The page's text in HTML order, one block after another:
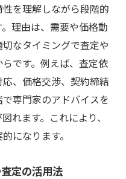
を理解しながら段階的
理由は、需要や価格動
なタイミングで査定や
です。例えば、査定依
、価格交渉、契約締結
専門家のアドバイスを
れます。これにより、
になります。
定の活用法